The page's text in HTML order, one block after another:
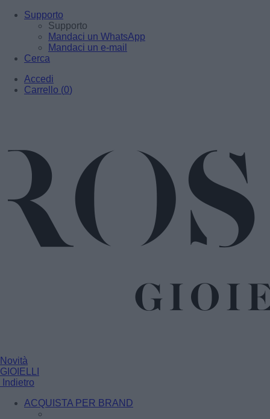
Supporto
Supporto
Mandaci un WhatsApp
Mandaci un e-mail
Cerca
Accedi
Carrello (0)
Novità
GIOIELLI
Indietro
ACQUISTA PER BRAND